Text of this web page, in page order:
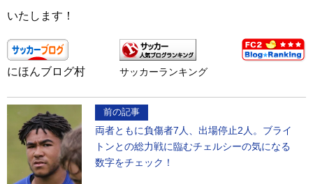
いたします！
にほんブログ村 サッカーランキング
前の記事
両者ともに負傷者7人、出場停止2人。ブライ
トンとの総力戦に臨むチェルシーの気になる
数字をチェック！